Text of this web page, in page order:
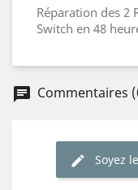
Réparation des 2
Switch en 48
chat Commentaires
edit Soyez